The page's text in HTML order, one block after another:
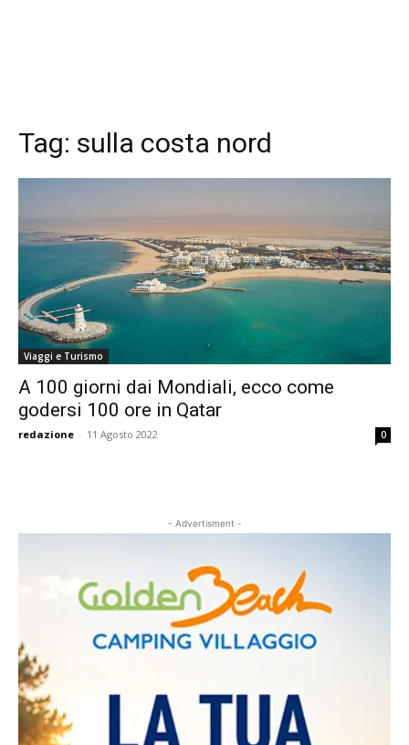
Tag: sulla costa nord
Viaggi e Turismo
A 100 giorni dai Mondiali, ecco come
godersi 100 ore in Qatar
redazione - 11 Agosto 2022 0
- Advertisment -